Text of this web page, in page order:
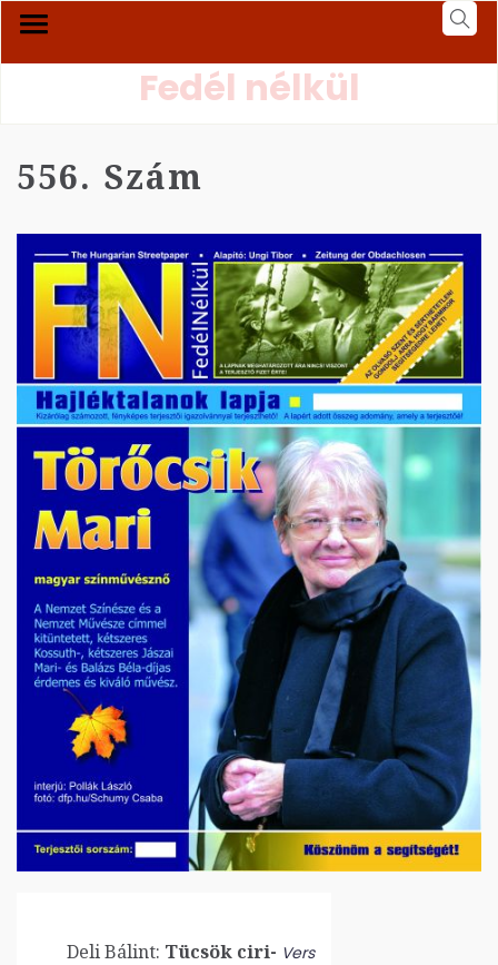
Fedél nélkül
556. Szám
Deli Bálint: Tücsök ciri- Vers